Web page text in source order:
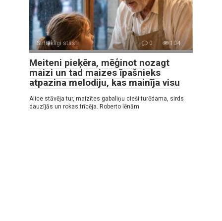
Smieklīgi stāsti 0 104
Meiteni pieķēra, mēģinot nozagt
maizi un tad maizes īpašnieks
atpazina melodiju, kas mainīja visu
Alice stāvēja tur, maizītes gabaliņu cieši turēdama, sirds
dauzījās un rokas trīcēja. Roberto lēnām